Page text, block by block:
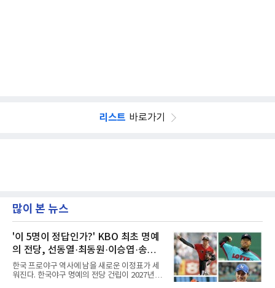
리스트 바로가기
많이 본 뉴스
'이 5명이 정답인가?' KBO 최초 명예
의 전당, 선동열·최동원·이승엽·송진
우·김응용을 둘러싼 논쟁
한국 프로야구 역사에 남을 새로운 이정표가 세
워진다. 한국야구 명예의 전당 건립이 2027년으